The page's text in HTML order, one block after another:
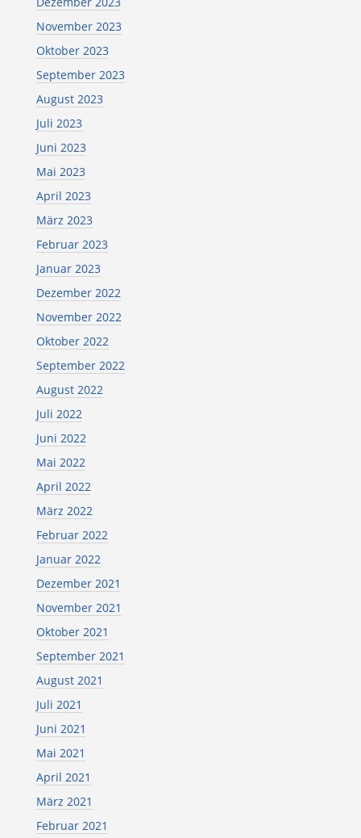
November 2023
Oktober 2023
September 2023
August 2023
Juli 2023
Juni 2023
Mai 2023
April 2023
März 2023
Februar 2023
Januar 2023
Dezember 2022
November 2022
Oktober 2022
September 2022
August 2022
Juli 2022
Juni 2022
Mai 2022
April 2022
März 2022
Februar 2022
Januar 2022
Dezember 2021
November 2021
Oktober 2021
September 2021
August 2021
Juli 2021
Juni 2021
Mai 2021
April 2021
März 2021
Februar 2021